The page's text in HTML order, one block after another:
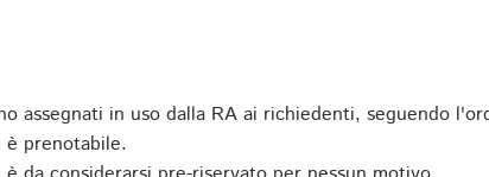
assegnati in uso dalla RA ai richiedenti, seguendo
è prenotabile.